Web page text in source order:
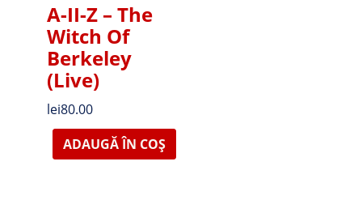
A-II-Z – The
Witch Of
Berkeley
(Live)
lei80.00
ADAUGĂ ÎN COȘ